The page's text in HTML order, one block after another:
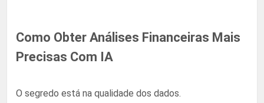
Como Obter Análises Financeiras Mais
Precisas Com IA
O segredo está na qualidade dos dados.